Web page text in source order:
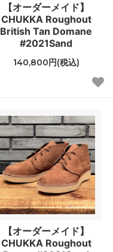
【オーダーメイド】
CHUKKA Roughout
British Tan Domane
#2021Sand
140,800円(税込)
【オーダーメイド】
CHUKKA Roughout